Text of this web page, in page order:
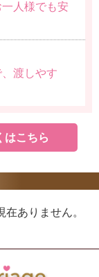
人様でも安
渡しやす
はこちら
ありません。